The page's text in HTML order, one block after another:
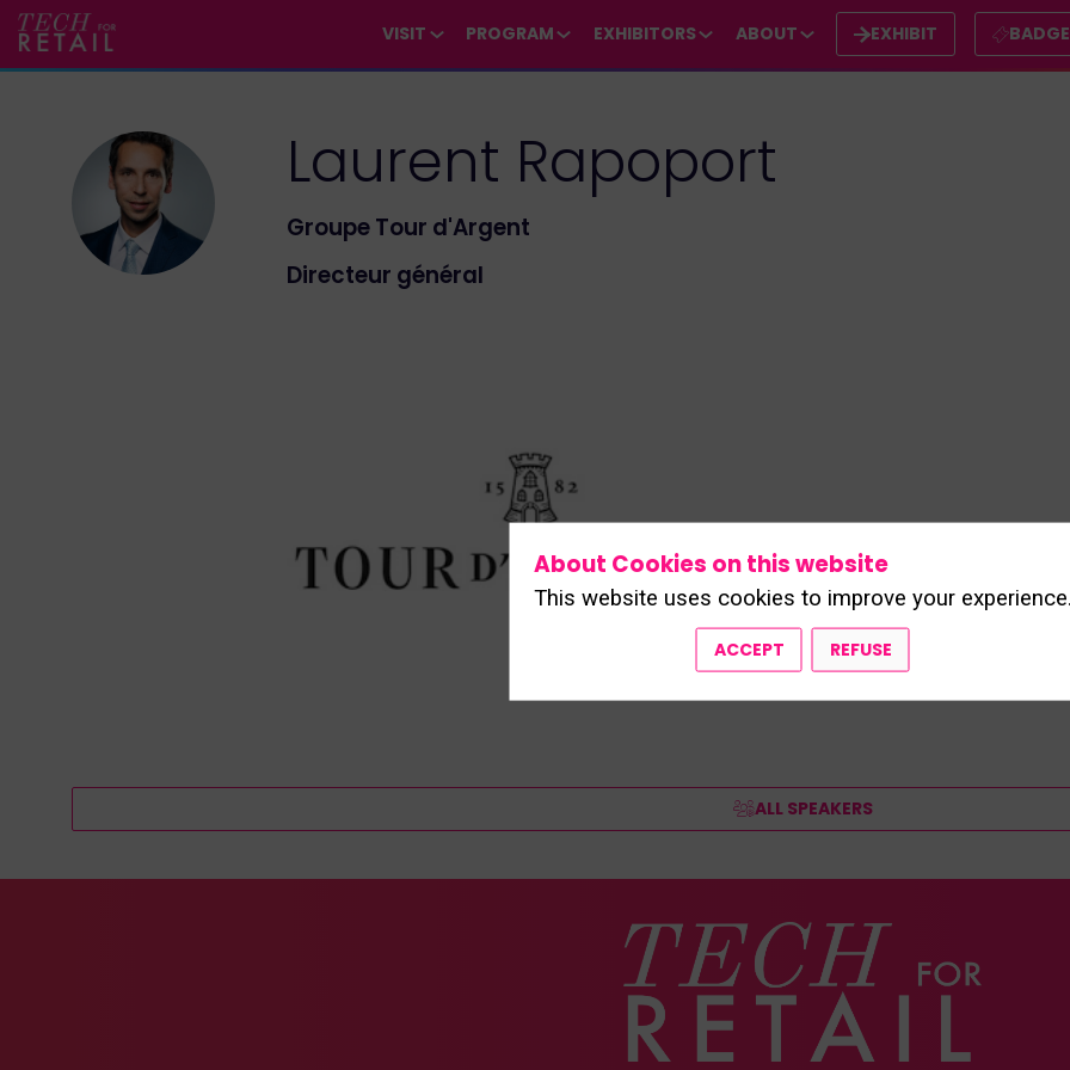
VISIT PROGRAM EXHIBITORS ABOUT EXHIBIT BADGE
LR
Laurent Rapoport
Groupe Tour d'Argent
Directeur général
ALL SPEAKERS
About Cookies on this website
This website uses cookies to improve your experience.
ACCEPT REFUSE
*/*/
*/